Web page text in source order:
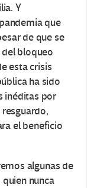
Y
que
de que se
bloqueo
esta crisis
ha sido
inéditas por
el beneficio
algunas de
nunca